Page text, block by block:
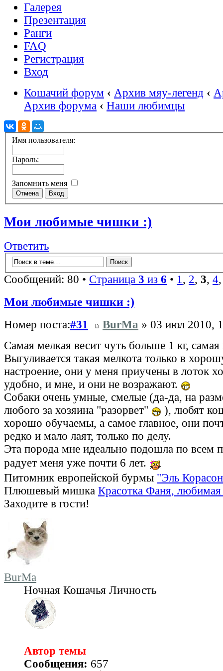
Галерея
Презентация
Ранги
FAQ
Регистрация
Вход
Кошачий форум ‹ Архив мяу-легенд ‹
Архив форума ‹ Наши любимцы
Имя пользователя:
Пароль:
Запомнить меня
Мои любимые чишки :)
Ответить
Сообщений: 80 • Страница 3 из 6 • 1 , 2, 3, 4
Мои любимые чишки :)
Номер поста:#31 BurMa » 03 июл 2010,
Самая мелкая весит чуть больше 1 кг, самая
Выгуливается такая мелкота только в
настроение, они у меня приучены в лоток
удобно, и мне, и они не возражают.
Собаки очень умные, смелые (да-да, на
любого за хозяина "разорвет"
), любят
хорошо обучаемы, а самое главное, они
редко и мало лаят, только по делу.
Эта порода мне идеально подошла по всем
радует меня уже почти 6 лет.
Питомник европейской бурмы "Эль
Плюшевый мишка Красотка Фаня, любимая
Заходите в гости!
BurMa
Ночная Кошачья Личность
Автор темы
Сообщения: 657